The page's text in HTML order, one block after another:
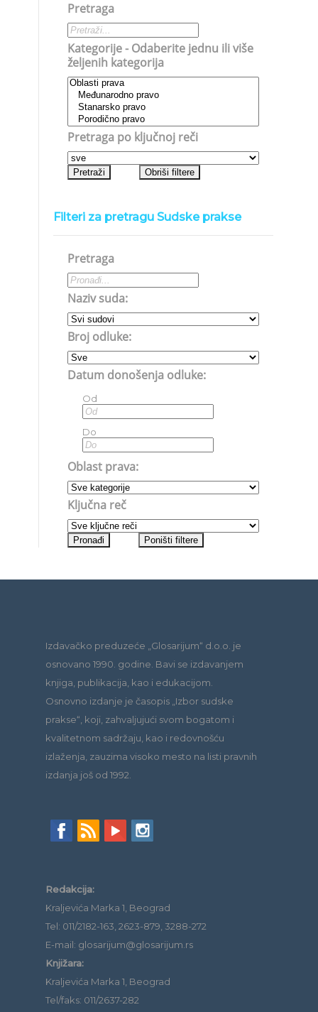
Pretraga
Kategorije - Odaberite jednu ili više
željenih kategorija
Pretraga po ključnoj reči
Filteri za pretragu Sudske prakse
Pretraga
Naziv suda:
Broj odluke:
Datum donošenja odluke:
Od
Do
Oblast prava:
Ključna reč
Izdavačko preduzeće „Glosarijum“ d.o.o. je
osnovano 1990. godine. Bavi se izdavanjem
knjiga, publikacija, kao i edukacijom.
Osnovno izdanje je časopis „Izbor sudske
prakse“, koji, zahvaljujući svom bogatom i
kvalitetnom sadržaju, kao i redovnošću
izlaženja, zauzima visoko mesto na listi pravnih
izdanja još od 1992.
Redakcija:
Kraljevića Marka 1, Beograd
Tel: 011/2182-163, 2623-879, 3288-272
E-mail: glosarijum@glosarijum.rs
Knjižara:
Kraljevića Marka 1, Beograd
Tel/faks: 011/2637-282